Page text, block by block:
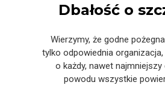
Dbałość o
Wierzymy, że godne
tylko odpowiednia
o każdy, nawet
powodu wszystkie